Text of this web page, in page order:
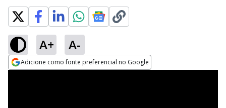
A+ A-
Adicione como fonte preferencial no Google